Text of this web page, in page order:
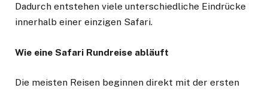
Dadurch entstehen viele unterschiedliche Eindrücke
innerhalb einer einzigen Safari.
Wie eine Safari Rundreise abläuft
Die meisten Reisen beginnen direkt mit der ersten